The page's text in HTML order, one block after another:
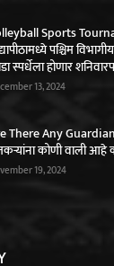
Sports
पश्चिम
स्पर्धेला होणार
13, 2024
There Any
कोणी वाली आहे
19, 2024